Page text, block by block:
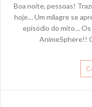
Boa noite, pessoas!
hoje… Um milagre se
episódio do mito… Os
AnimeSphere!!